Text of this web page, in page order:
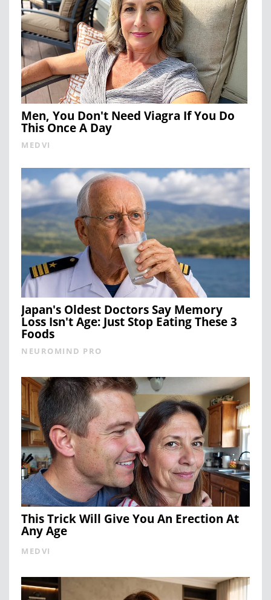
Men, You Don't Need Viagra If You Do
This Once A Day
MEDVI
Japan's Oldest Doctors Say Memory
Loss Isn't Age: Just Stop Eating These 3
Foods
NEUROMIND PRO
This Trick Will Give You An Erection At
Any Age
MEDVI